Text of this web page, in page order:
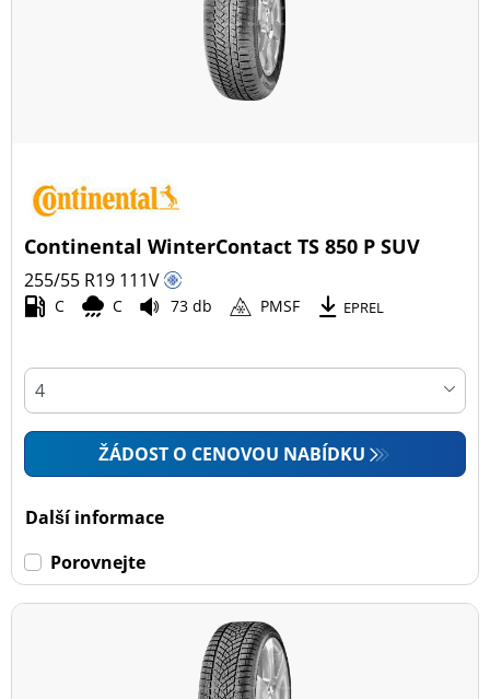
Continental WinterContact TS 850 P SUV
255/55 R19 111V
C C 73 db PMSF EPREL
ŽÁDOST O CENOVOU NABÍDKU
Další informace
Porovnejte